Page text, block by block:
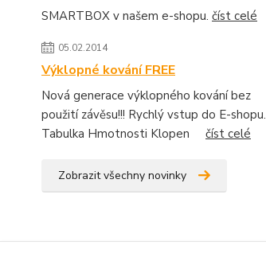
SMARTBOX v našem e-shopu. číst celé
05.02.2014
Výklopné kování FREE
Nová generace výklopného kování bez
použití závěsu!!! Rychlý vstup do E-shopu.
Tabulka Hmotnosti Klopen číst celé
Zobrazit všechny novinky